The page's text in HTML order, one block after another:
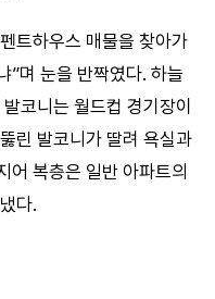
트하우스 매물을 찾아가
”며 눈을 반짝였다. 하늘
코니는 월드컵 경기장이
린 발코니가 딸려 욕실과
어 복층은 일반 아파트의
다.